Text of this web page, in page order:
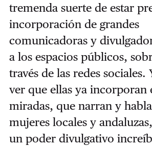
tremenda suerte de estar
incorporación de grandes
comunicadoras y
a los espacios públicos,
través de las redes sociales.
ver que ellas ya incorporan
miradas, que narran y
mujeres locales y
un poder divulgativo